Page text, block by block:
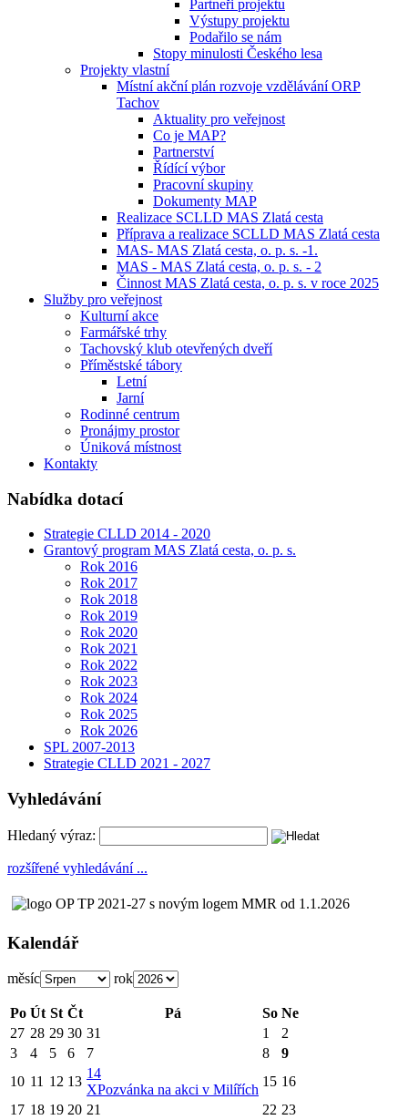
Partneři projektu
Výstupy projektu
Podařilo se nám
Stopy minulosti Českého lesa
Projekty vlastní
Místní akční plán rozvoje vzdělávání ORP
Tachov
Aktuality pro veřejnost
Co je MAP?
Partnerství
Řídící výbor
Pracovní skupiny
Dokumenty MAP
Realizace SCLLD MAS Zlatá cesta
Příprava a realizace SCLLD MAS Zlatá cesta
MAS- MAS Zlatá cesta, o. p. s. -1.
MAS - MAS Zlatá cesta, o. p. s. - 2
Činnost MAS Zlatá cesta, o. p. s. v roce 2025
Služby pro veřejnost
Kulturní akce
Farmářské trhy
Tachovský klub otevřených dveří
Příměstské tábory
Letní
Jarní
Rodinné centrum
Pronájmy prostor
Úniková místnost
Kontakty
Nabídka dotací
Strategie CLLD 2014 - 2020
Grantový program MAS Zlatá cesta, o. p. s.
Rok 2016
Rok 2017
Rok 2018
Rok 2019
Rok 2020
Rok 2021
Rok 2022
Rok 2023
Rok 2024
Rok 2025
Rok 2026
SPL 2007-2013
Strategie CLLD 2021 - 2027
Vyhledávání
Hledaný výraz:
rozšířené vyhledávání ...
Kalendář
měsíc rok
Po Út St Čt Pá So Ne
27 28 29 30 31 1
2
3
4 5 6 7 8
9
10 11 12 13
14
XPozvánka na akci v Milířích
15 16
17 18 19 20 21 22 23